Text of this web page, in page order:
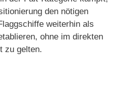
den nötigen
weiterhin als
ohne im direkten
zu gelten.